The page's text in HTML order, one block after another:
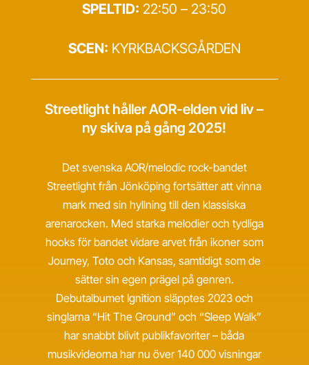
SPELTID: 22:50 – 23:50
SCEN: KYRKBACKSGÅRDEN
Streetlight håller AOR-elden vid liv –
ny skiva på gång 2025!
Det svenska AOR/melodic rock-bandet
Streetlight från Jönköping fortsätter att vinna
mark med sin hyllning till den klassiska
arenarocken. Med starka melodier och tydliga
hooks för bandet vidare arvet från ikoner som
Journey, Toto och Kansas, samtidigt som de
sätter sin egen prägel på genren.
Debutalbumet Ignition släpptes 2023 och
singlarna “Hit The Ground” och “Sleep Walk”
har snabbt blivit publikfavoriter – båda
musikvideorna har nu över 140 000 visningar